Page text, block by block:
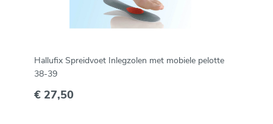
Hallufix Spreidvoet Inlegzolen met mobiele pelotte
38-39
€ 27,50